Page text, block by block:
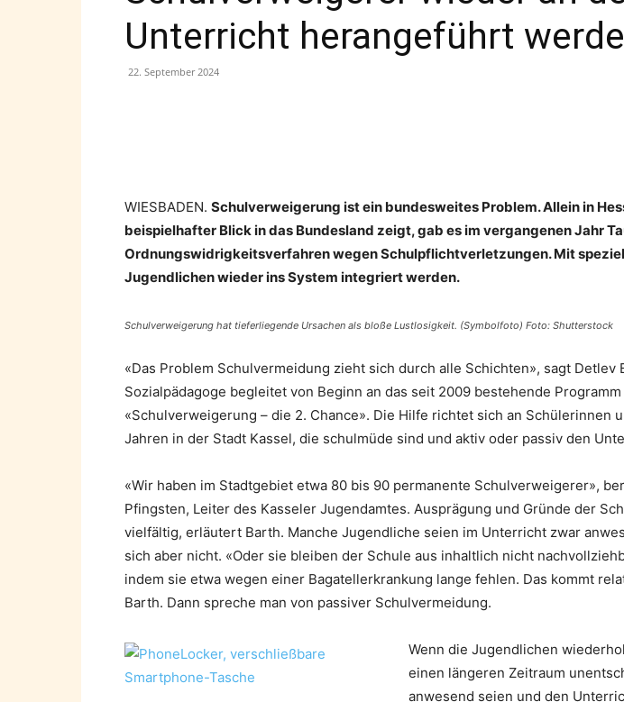
Unterricht herangeführt
22. September 2024
WIESBADEN. Schulverweigerung ist ein bundesweites Problem. Allein in
beispielhafter Blick in das Bundesland zeigt, gab es im vergangenen Jahr
Ordnungswidrigkeitsverfahren wegen Schulpflichtverletzungen. Mit
Jugendlichen wieder ins System integriert werden.
Schulverweigerung hat tieferliegende Ursachen als bloße Lustlosigkeit. (Symbolfoto) Foto: Shutterstock
«Das Problem Schulvermeidung zieht sich durch alle Schichten», sagt Detlev
Sozialpädagoge begleitet von Beginn an das seit 2009 bestehende Programm
«Schulverweigerung – die 2. Chance». Die Hilfe richtet sich an Schülerinnen
Jahren in der Stadt Kassel, die schulmüde sind und aktiv oder passiv den
«Wir haben im Stadtgebiet etwa 80 bis 90 permanente Schulverweigerer»,
Pfingsten, Leiter des Kasseler Jugendamtes. Ausprägung und Gründe der
vielfältig, erläutert Barth. Manche Jugendliche seien im Unterricht zwar
sich aber nicht. «Oder sie bleiben der Schule aus inhaltlich nicht
indem sie etwa wegen einer Bagatellerkrankung lange fehlen. Das kommt
Barth. Dann spreche man von passiver Schulvermeidung.
Wenn die Jugendlichen
einen längeren Zeitraum
anwesend seien und den